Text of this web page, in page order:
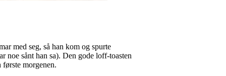
med seg, så han kom og spurte
noe sånt han sa). Den gode loff-toasten
morgenen.